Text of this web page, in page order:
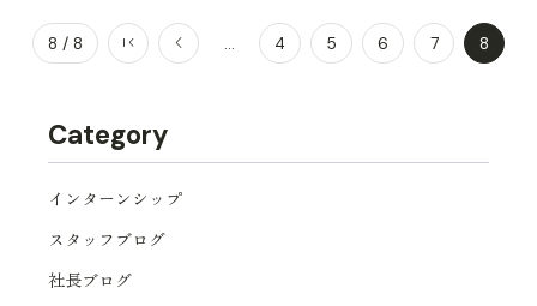
8 / 8 ... 4 5 6 7 8
Category
インターンシップ
スタッフブログ
社長ブログ